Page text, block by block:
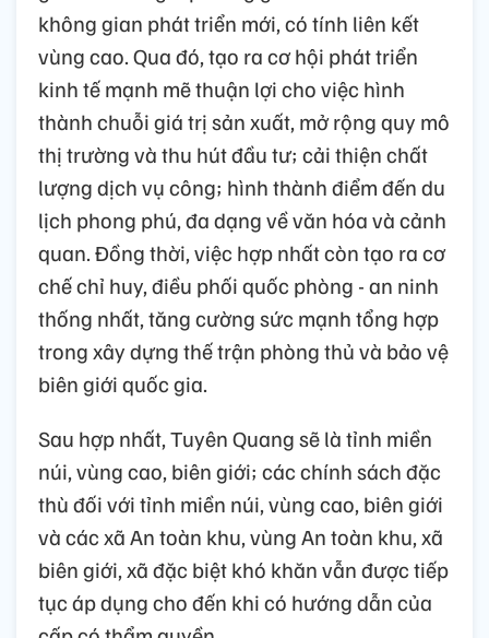
không gian phát triển mới, có tính liên kết
vùng cao. Qua đó, tạo ra cơ hội phát triển
kinh tế mạnh mẽ thuận lợi cho việc hình
thành chuỗi giá trị sản xuất, mở rộng quy mô
thị trường và thu hút đầu tư; cải thiện chất
lượng dịch vụ công; hình thành điểm đến du
lịch phong phú, đa dạng về văn hóa và cảnh
quan. Đồng thời, việc hợp nhất còn tạo ra cơ
chế chỉ huy, điều phối quốc phòng - an ninh
thống nhất, tăng cường sức mạnh tổng hợp
trong xây dựng thế trận phòng thủ và bảo vệ
biên giới quốc gia.
Sau hợp nhất, Tuyên Quang sẽ là tỉnh miền
núi, vùng cao, biên giới; các chính sách đặc
thù đối với tỉnh miền núi, vùng cao, biên giới
và các xã An toàn khu, vùng An toàn khu, xã
biên giới, xã đặc biệt khó khăn vẫn được tiếp
tục áp dụng cho đến khi có hướng dẫn của